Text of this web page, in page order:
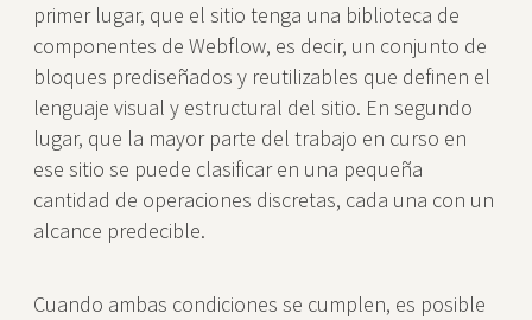
primer lugar, que el sitio tenga una biblioteca de
componentes de Webflow, es decir, un conjunto de
bloques prediseñados y reutilizables que definen el
lenguaje visual y estructural del sitio. En segundo
lugar, que la mayor parte del trabajo en curso en
ese sitio se puede clasificar en una pequeña
cantidad de operaciones discretas, cada una con un
alcance predecible.
Cuando ambas condiciones se cumplen, es posible